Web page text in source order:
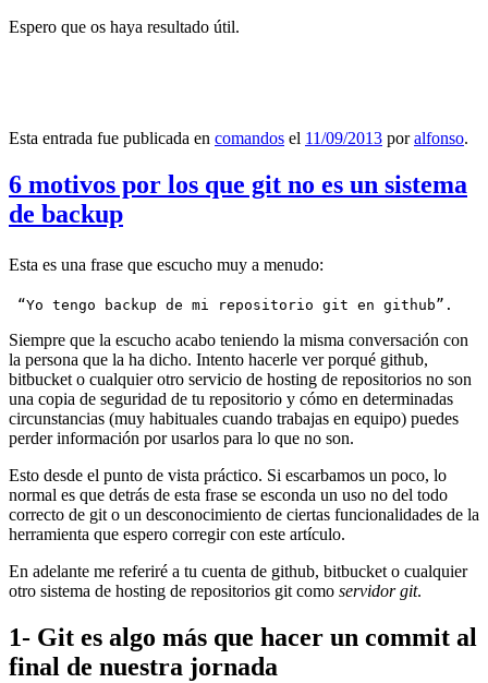
Espero que os haya resultado útil.
Esta entrada fue publicada en comandos el 11/09/2013 poralfonso.
6 motivos por los que git no es un sistema
de backup
Esta es una frase que escucho muy a menudo:
“Yo tengo backup de mi repositorio git en github”.
Siempre que la escucho acabo teniendo la misma conversación con
la persona que la ha dicho. Intento hacerle ver porqué github,
bitbucket o cualquier otro servicio de hosting de repositorios no son
una copia de seguridad de tu repositorio y cómo en determinadas
circunstancias (muy habituales cuando trabajas en equipo) puedes
perder información por usarlos para lo que no son.
Esto desde el punto de vista práctico. Si escarbamos un poco, lo
normal es que detrás de esta frase se esconda un uso no del todo
correcto de git o un desconocimiento de ciertas funcionalidades de la
herramienta que espero corregir con este artículo.
En adelante me referiré a tu cuenta de github, bitbucket o cualquier
otro sistema de hosting de repositorios git como servidor git.
1- Git es algo más que hacer un commit al
final de nuestra jornada